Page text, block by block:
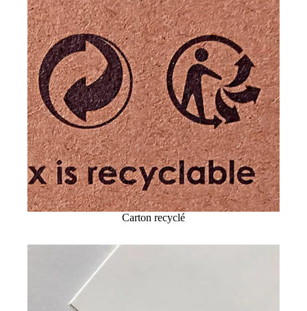
Carton recyclé